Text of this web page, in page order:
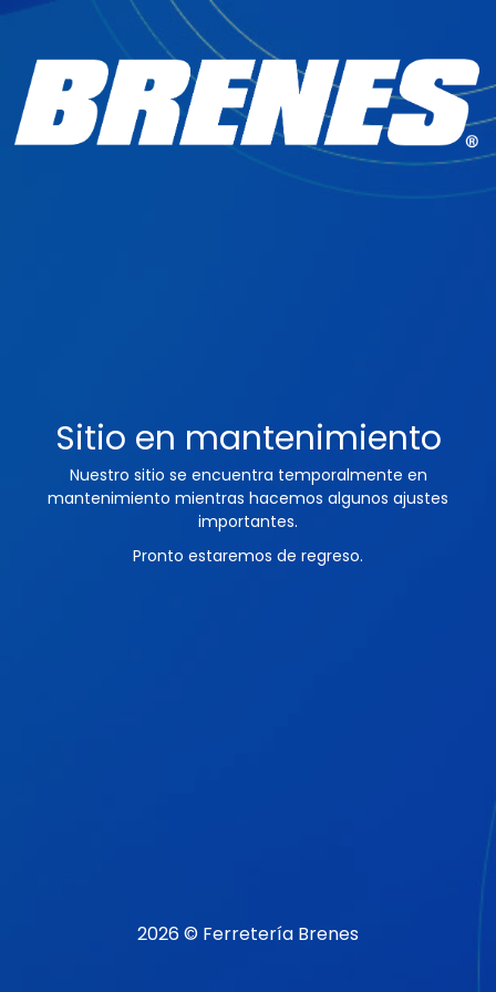
Sitio en mantenimiento
Nuestro sitio se encuentra temporalmente en
mantenimiento mientras hacemos algunos ajustes
importantes.
Pronto estaremos de regreso.
2026 © Ferretería Brenes